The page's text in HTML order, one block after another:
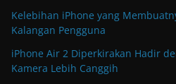
Kelebihan iPhone yang
Kalangan Pengguna
iPhone Air 2 Diperkirakan Hadir
Kamera Lebih Canggih